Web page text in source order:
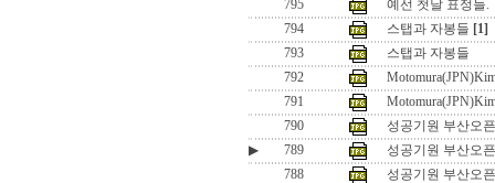
795
예선 첫날 표정들.
794
스탭과 자봉들 [1]
793
스탭과 자봉들
792
791
790
성공기원 부산오
▶
789
성공기원 부산오
788
성공기원 부산오